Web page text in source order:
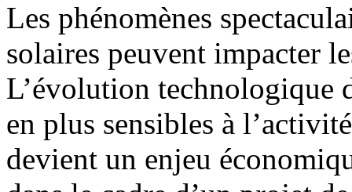
Les phénomènes
solaires peuvent impacter
L’évolution technologique
en plus sensibles à
devient un enjeu